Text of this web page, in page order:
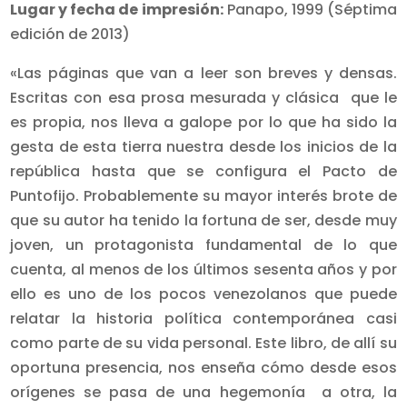
Lugar y fecha de impresión:Panapo, 1999 (Séptima
edición de 2013)
«Las páginas que van a leer son breves y densas.
Escritas con esa prosa mesurada y clásica que le
es propia, nos lleva a galope por lo que ha sido la
gesta de esta tierra nuestra desde los inicios de la
república hasta que se configura el Pacto de
Puntofijo. Probablemente su mayor interés brote de
que su autor ha tenido la fortuna de ser, desde muy
joven, un protagonista fundamental de lo que
cuenta, al menos de los últimos sesenta años y por
ello es uno de los pocos venezolanos que puede
relatar la historia política contemporánea casi
como parte de su vida personal. Este libro, de allí su
oportuna presencia, nos enseña cómo desde esos
orígenes se pasa de una hegemonía a otra, la